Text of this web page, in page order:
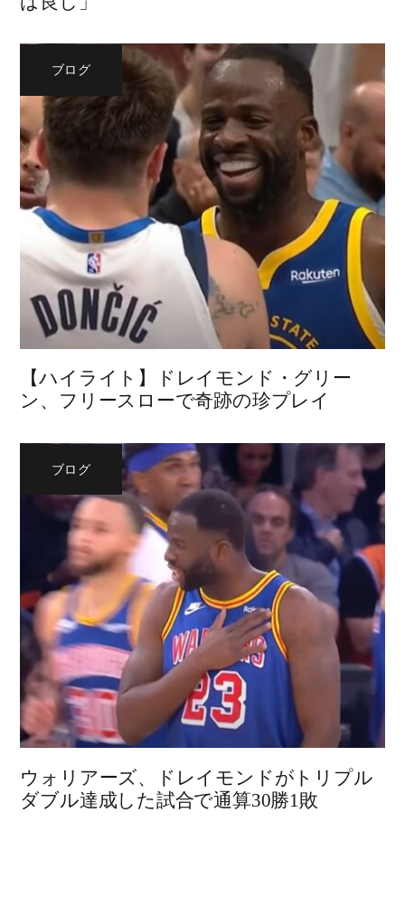
ブログ
【ハイライト】ドレイモンド・グリー
ン、フリースローで奇跡の珍プレイ
ブログ
ウォリアーズ、ドレイモンドがトリプル
ダブル達成した試合で通算30勝1敗